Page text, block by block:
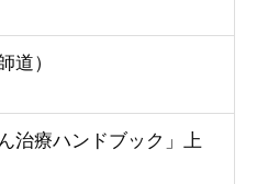
道）
治療ハンドブック」上